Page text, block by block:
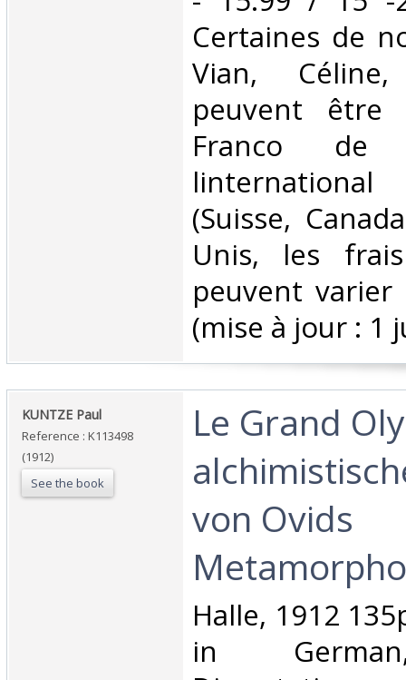
Certaines de
Vian,
peuvent être
Franco de
(Suisse,
Unis, les
peuvent
(mise à jour : 1
‎KUNTZE Paul‎
Reference : K113498
(1912)
See the book
‎Le Grand
von Ovids
‎Halle, 1912
in